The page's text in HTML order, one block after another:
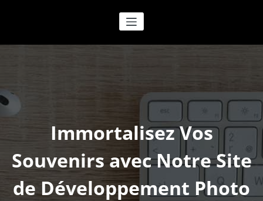
Immortalisez Vos
Souvenirs avec Notre Site
de Développement Photo